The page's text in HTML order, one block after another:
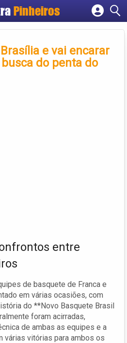
Pinheiros
Cadastrar empresa
Criar contae vai encarar
do penta do
entre
de basquete de Franca e
em várias ocasiões, com
do **Novo Basquete Brasil
foram acirradas,
de ambas as equipes e a
várias vitórias para ambos os